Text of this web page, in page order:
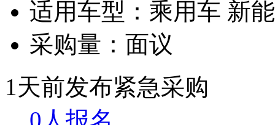
适用车型： 乘用车 新
采购量： 面议
1天前发布紧急采购
0人报名